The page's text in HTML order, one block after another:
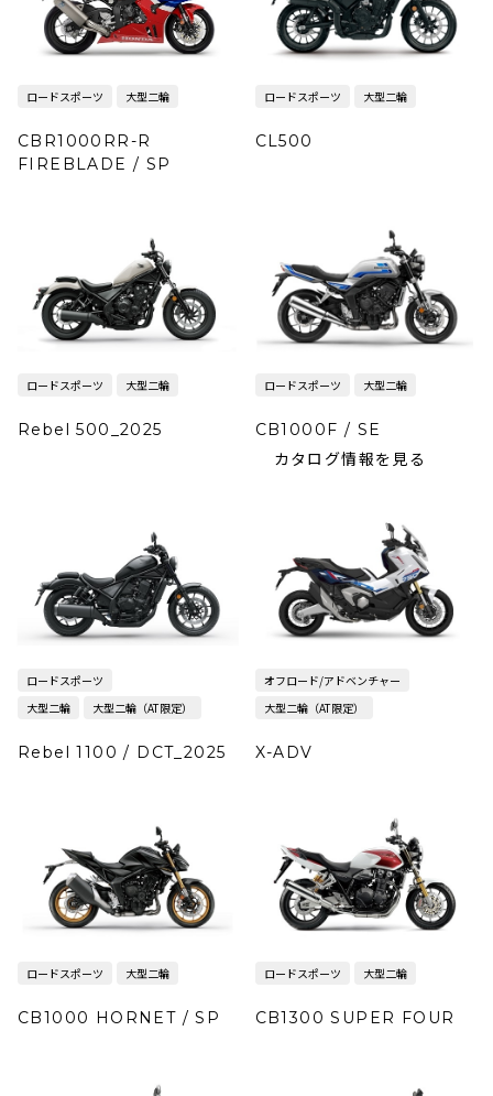
ロードスポーツ 大型二輪
CBR1000RR-R
FIREBLADE / SP
ロードスポーツ 大型二輪
CL500
ロードスポーツ 大型二輪
Rebel 500_2025
ロードスポーツ 大型二輪
CB1000F / SE
カタログ情報を見る
ロードスポーツ
大型二輪
大型二輪（AT限定）
Rebel 1100 / DCT_2025
オフロード/アドベンチャー
大型二輪（AT限定）
X-ADV
ロードスポーツ 大型二輪
CB1000 HORNET / SP
ロードスポーツ 大型二輪
CB1300 SUPER FOUR